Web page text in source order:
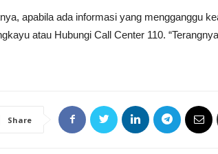
apabila ada informasi yang mengganggu
atau Hubungi Call Center 110.
Share